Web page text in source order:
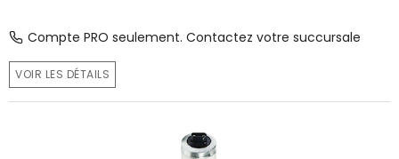
Compte PRO seulement. Contactez votre succursale
VOIR LES DÉTAILS